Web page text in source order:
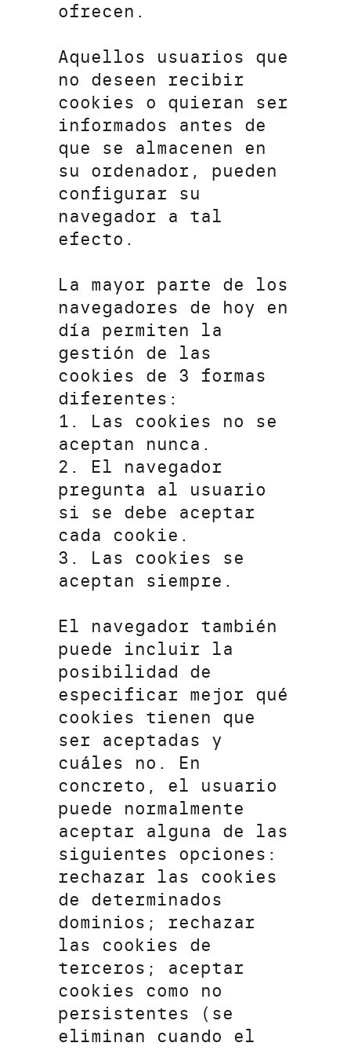
ofrecen.
Aquellos usuarios que
no deseen recibir
cookies o quieran ser
informados antes de
que se almacenen en
su ordenador, pueden
configurar su
navegador a tal
efecto.
La mayor parte de los
navegadores de hoy en
día permiten la
gestión de las
cookies de 3 formas
diferentes:
1. Las cookies no se
aceptan nunca.
2. El navegador
pregunta al usuario
si se debe aceptar
cada cookie.
3. Las cookies se
aceptan siempre.
El navegador también
puede incluir la
posibilidad de
especificar mejor qué
cookies tienen que
ser aceptadas y
cuáles no. En
concreto, el usuario
puede normalmente
aceptar alguna de las
siguientes opciones:
rechazar las cookies
de determinados
dominios; rechazar
las cookies de
terceros; aceptar
cookies como no
persistentes (se
eliminan cuando el